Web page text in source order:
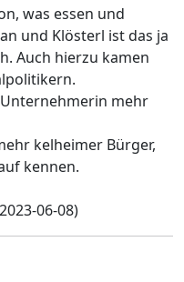
was essen und
und Klösterl ist das ja
Auch hierzu kamen
mehr
kelheimer Bürger,
kennen.
06-08)